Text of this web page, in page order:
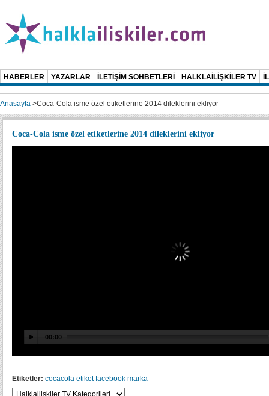
HABERLER YAZARLAR İLETİŞİM SOHBETLERİ HALKLAİLİŞKİLER TV
Anasayfa >Coca-Cola isme özel etiketlerine 2014 dileklerini ekliyor
Coca-Cola isme özel etiketlerine 2014 dileklerini ekliyor
Etiketler: cocacola etiket facebook marka